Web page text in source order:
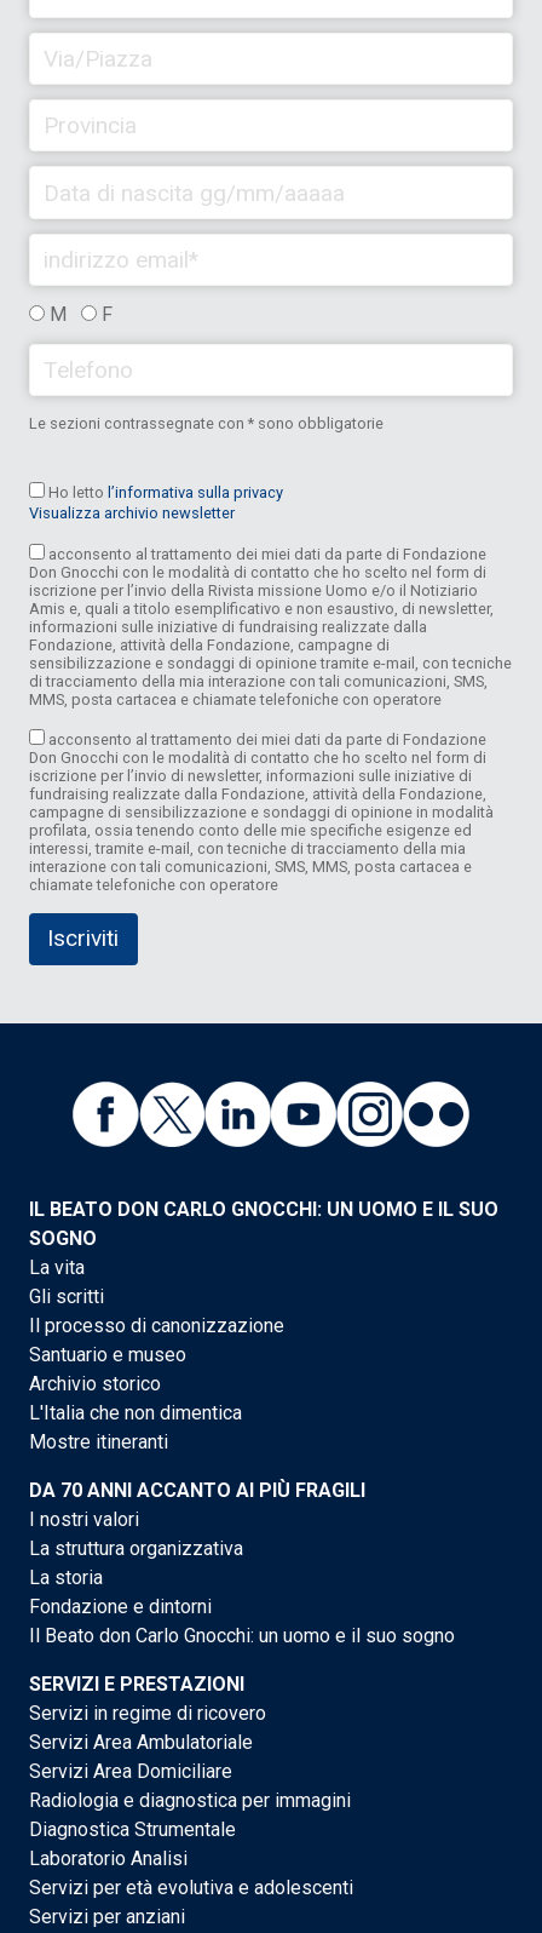
M F
Le sezioni contrassegnate con * sono obbligatorie
Ho letto l’informativa sulla privacy
Visualizza archivio newsletter
acconsento al trattamento dei miei dati da parte di Fondazione
Don Gnocchi con le modalità di contatto che ho scelto nel form di
iscrizione per l’invio della Rivista missione Uomo e/o il Notiziario
Amis e, quali a titolo esemplificativo e non esaustivo, di newsletter,
informazioni sulle iniziative di fundraising realizzate dalla
Fondazione, attività della Fondazione, campagne di
sensibilizzazione e sondaggi di opinione tramite e-mail, con tecniche
di tracciamento della mia interazione con tali comunicazioni, SMS,
MMS, posta cartacea e chiamate telefoniche con operatore
acconsento al trattamento dei miei dati da parte di Fondazione
Don Gnocchi con le modalità di contatto che ho scelto nel form di
iscrizione per l’invio di newsletter, informazioni sulle iniziative di
fundraising realizzate dalla Fondazione, attività della Fondazione,
campagne di sensibilizzazione e sondaggi di opinione in modalità
profilata, ossia tenendo conto delle mie specifiche esigenze ed
interessi, tramite e-mail, con tecniche di tracciamento della mia
interazione con tali comunicazioni, SMS, MMS, posta cartacea e
chiamate telefoniche con operatore
IL BEATO DON CARLO GNOCCHI: UN UOMO E IL SUO
SOGNO
La vita
Gli scritti
Il processo di canonizzazione
Santuario e museo
Archivio storico
L'Italia che non dimentica
Mostre itineranti
DA 70 ANNI ACCANTO AI PIÙ FRAGILI
I nostri valori
La struttura organizzativa
La storia
Fondazione e dintorni
Il Beato don Carlo Gnocchi: un uomo e il suo sogno
SERVIZI E PRESTAZIONI
Servizi in regime di ricovero
Servizi Area Ambulatoriale
Servizi Area Domiciliare
Radiologia e diagnostica per immagini
Diagnostica Strumentale
Laboratorio Analisi
Servizi per età evolutiva e adolescenti
Servizi per anziani